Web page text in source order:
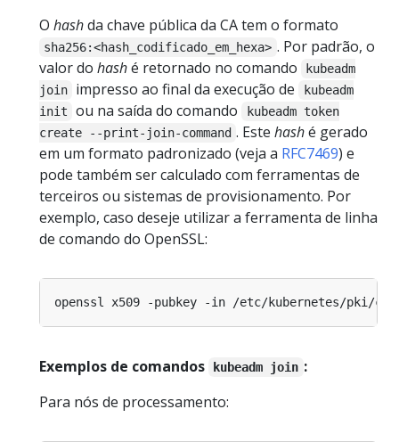
O hashda chave pública da CA tem o formato
sha256:<hash_codificado_em_hexa> . Por padrão, o
valor do hashé retornado no comando
kubeadm
join
impresso ao final da execução de
kubeadm
init
ou na saída do comando
kubeadm token
create --print-join-command . Estehashé gerado
em um formato padronizado (veja a RFC7469) e
pode também ser calculado com ferramentas de
terceiros ou sistemas de provisionamento. Por
exemplo, caso deseje utilizar a ferramenta de linha
de comando do OpenSSL:
openssl x509 -pubkey -in /etc/kubernetes/pki/
Exemplos de comandos kubeadm join :
Para nós de processamento: